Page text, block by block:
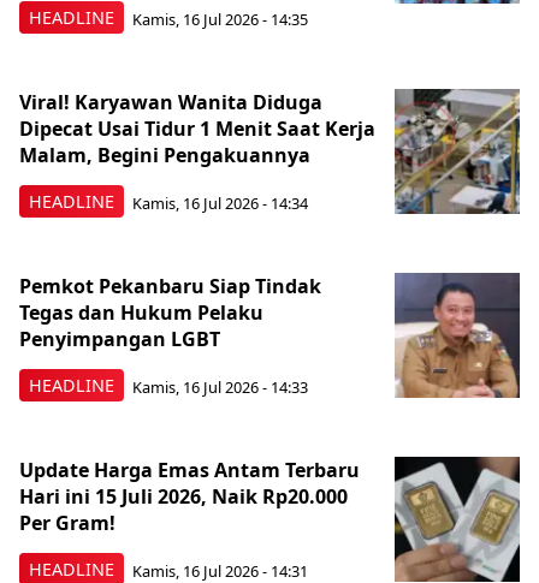
HEADLINE Kamis, 16 Jul 2026 - 14:35
HEADLINE
Viral! Karyawan Wanita Diduga
Dipecat Usai Tidur 1 Menit Saat Kerja
Malam, Begini Pengakuannya
Kamis, 16 Jul 2026 - 14:34
HEADLINE
Pemkot Pekanbaru Siap Tindak
Tegas dan Hukum Pelaku
Penyimpangan LGBT
Kamis, 16 Jul 2026 - 14:33
HEADLINE
Update Harga Emas Antam Terbaru
Hari ini 15 Juli 2026, Naik Rp20.000
Per Gram!
Kamis, 16 Jul 2026 - 14:31